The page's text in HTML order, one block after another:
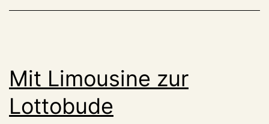
Mit Limousine zur
Lottobude